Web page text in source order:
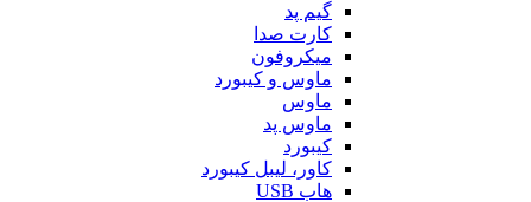
گیم پد
کارت صدا
میکروفون
ماوس و کیبورد
ماوس
ماوس پد
کیبورد
کاور، لیبل کیبورد
هاب USB